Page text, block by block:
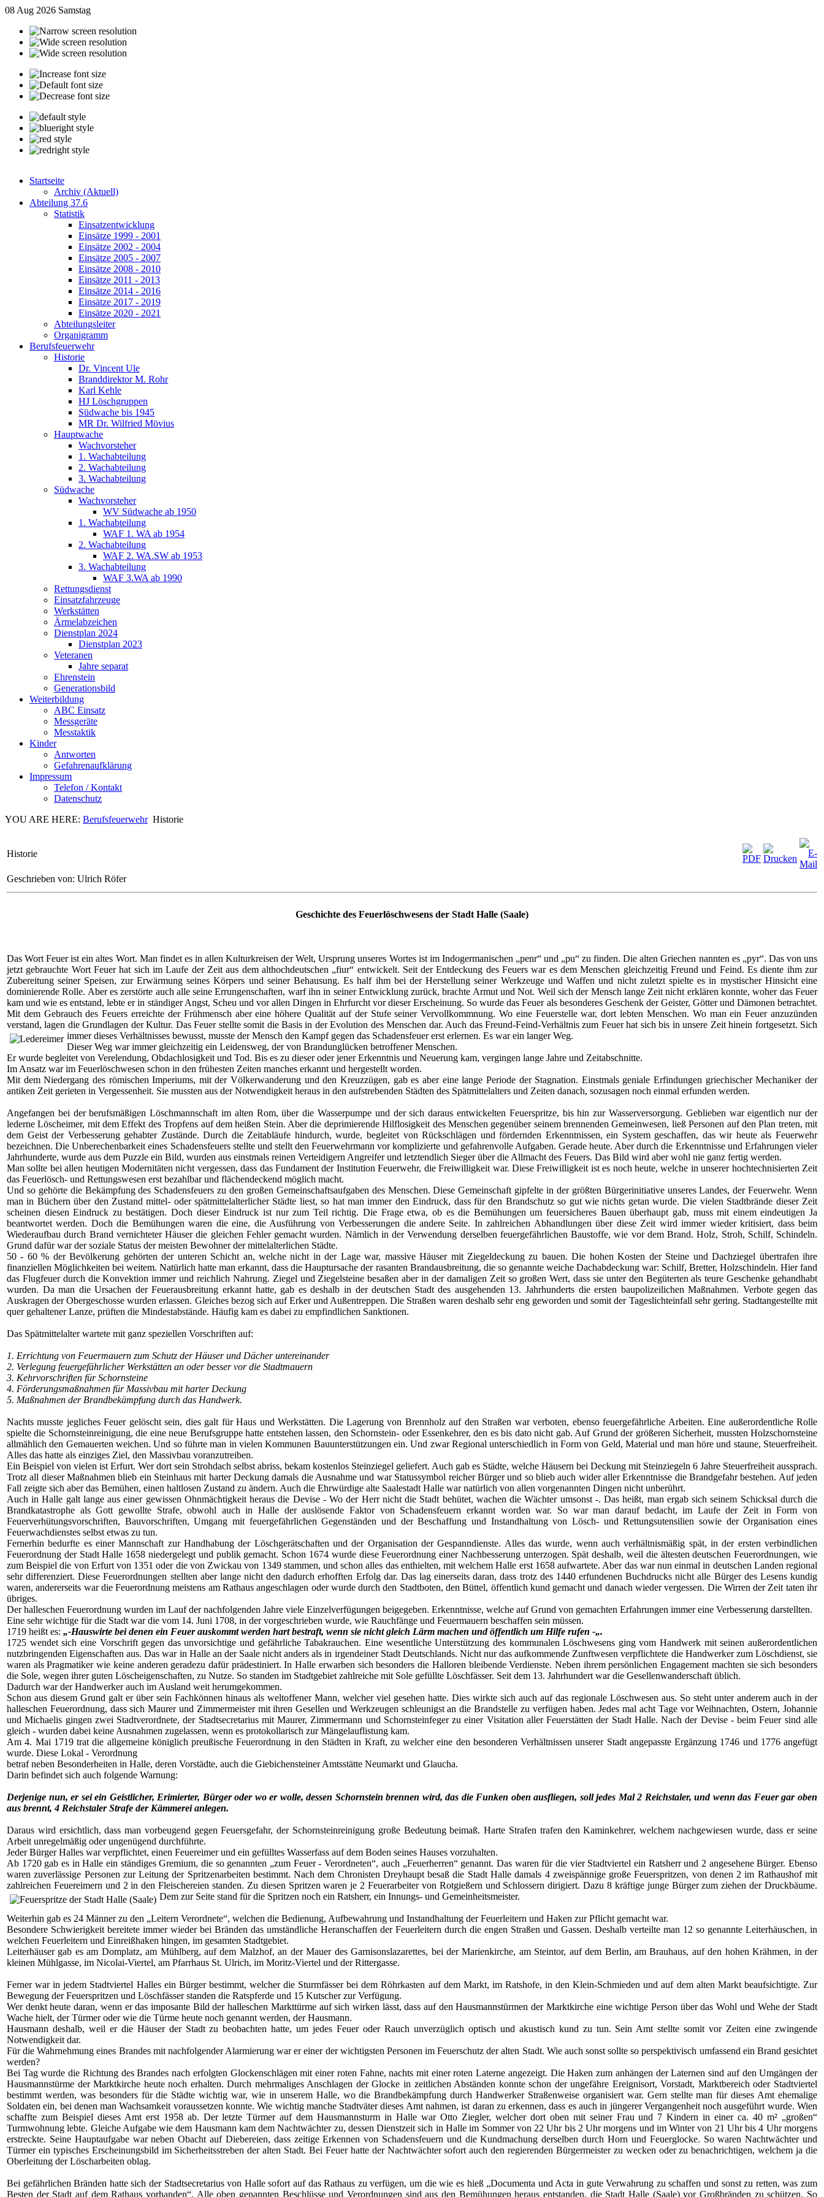
08 Aug 2026 Samstag
Startseite
Archiv (Aktuell)
Abteilung 37.6
Statistik
Einsatzentwicklung
Einsätze 1999 - 2001
Einsätze 2002 - 2004
Einsätze 2005 - 2007
Einsätze 2008 - 2010
Einsätze 2011 - 2013
Einsätze 2014 - 2016
Einsätze 2017 - 2019
Einsätze 2020 - 2021
Abteilungsleiter
Organigramm
Berufsfeuerwehr
Historie
Dr. Vincent Ule
Branddirektor M. Rohr
Karl Kehle
HJ Löschgruppen
Südwache bis 1945
MR Dr. Wilfried Mövius
Hauptwache
Wachvorsteher
1. Wachabteilung
2. Wachabteilung
3. Wachabteilung
Südwache
Wachvorsteher
WV Südwache ab 1950
1. Wachabteilung
WAF 1. WA ab 1954
2. Wachabteilung
WAF 2. WA.SW ab 1953
3. Wachabteilung
WAF 3.WA ab 1990
Rettungsdienst
Einsatzfahrzeuge
Werkstätten
Ärmelabzeichen
Dienstplan 2024
Dienstplan 2023
Veteranen
Jahre separat
Ehrenstein
Generationsbild
Weiterbildung
ABC Einsatz
Messgeräte
Messtaktik
Kinder
Antworten
Gefahrenaufklärung
Impressum
Telefon / Kontakt
Datenschutz
YOU ARE HERE: Berufsfeuerwehr Historie
Historie
Geschrieben von: Ulrich Röfer
Geschichte des Feuerlöschwesens der Stadt Halle (Saale)
Das Wort Feuer ist ein altes Wort. Man findet es in allen Kulturkreisen der Welt, Ursprung unseres Wortes ist im Indogermanischen „penr“ und „pu“ zu finden. Die alten Griechen nannten es „pyr“. Das von uns
jetzt gebrauchte Wort Feuer hat sich im Laufe der Zeit aus dem althochdeutschen „fiur“ entwickelt. Seit der Entdeckung des Feuers war es dem Menschen gleichzeitig Freund und Feind. Es diente ihm zur
Zubereitung seiner Speisen, zur Erwärmung seines Körpers und seiner Behausung. Es half ihm bei der Herstellung seiner Werkzeuge und Waffen und nicht zuletzt spielte es in mystischer Hinsicht eine
dominierende Rolle. Aber es zerstörte auch alle seine Errungenschaften, warf ihn in seiner Entwicklung zurück, brachte Armut und Not. Weil sich der Mensch lange Zeit nicht erklären konnte, woher das Feuer
kam und wie es entstand, lebte er in ständiger Angst, Scheu und vor allen Dingen in Ehrfurcht vor dieser Erscheinung. So wurde das Feuer als besonderes Geschenk der Geister, Götter und Dämonen betrachtet.
Mit dem Gebrauch des Feuers erreichte der Frühmensch aber eine höhere Qualität auf der Stufe seiner Vervollkommnung. Wo eine Feuerstelle war, dort lebten Menschen. Wo man ein Feuer anzuzünden
verstand, lagen die Grundlagen der Kultur. Das Feuer stellte somit die Basis in der Evolution des Menschen dar. Auch das Freund-Feind-Verhältnis zum Feuer hat sich bis in unsere Zeit hinein fortgesetzt. Sich
immer dieses Verhältnisses bewusst, musste der Mensch den Kampf gegen das Schadensfeuer erst erlernen. Es war ein langer Weg.
Dieser Weg war immer gleichzeitig ein Leidensweg, der von Brandunglücken betroffener Menschen.
Er wurde begleitet von Verelendung, Obdachlosigkeit und Tod. Bis es zu dieser oder jener Erkenntnis und Neuerung kam, vergingen lange Jahre und Zeitabschnitte.
Im Ansatz war im Feuerlöschwesen schon in den frühesten Zeiten manches erkannt und hergestellt worden.
Mit dem Niedergang des römischen Imperiums, mit der Völkerwanderung und den Kreuzzügen, gab es aber eine lange Periode der Stagnation. Einstmals geniale Erfindungen griechischer Mechaniker der
antiken Zeit gerieten in Vergessenheit. Sie mussten aus der Notwendigkeit heraus in den aufstrebenden Städten des Spätmittelalters und Zeiten danach, sozusagen noch einmal erfunden werden.
Angefangen bei der berufsmäßigen Löschmannschaft im alten Rom, über die Wasserpumpe und der sich daraus entwickelten Feuerspritze, bis hin zur Wasserversorgung. Geblieben war eigentlich nur der
lederne Löscheimer, mit dem Effekt des Tropfens auf dem heißen Stein. Aber die deprimierende Hilflosigkeit des Menschen gegenüber seinem brennenden Gemeinwesen, ließ Personen auf den Plan treten, mit
dem Geist der Verbesserung gehabter Zustände. Durch die Zeitabläufe hindurch, wurde, begleitet von Rückschlägen und fördernden Erkenntnissen, ein System geschaffen, das wir heute als Feuerwehr
bezeichnen. Die Unberechenbarkeit eines Schadensfeuers stellte und stellt den Feuerwehrmann vor komplizierte und gefahrenvolle Aufgaben. Gerade heute. Aber durch die Erkenntnisse und Erfahrungen vieler
Jahrhunderte, wurde aus dem Puzzle ein Bild, wurden aus einstmals reinen Verteidigern Angreifer und letztendlich Sieger über die Allmacht des Feuers. Das Bild wird aber wohl nie ganz fertig werden.
Man sollte bei allen heutigen Modernitäten nicht vergessen, dass das Fundament der Institution Feuerwehr, die Freiwilligkeit war. Diese Freiwilligkeit ist es noch heute, welche in unserer hochtechnisierten Zeit
das Feuerlösch- und Rettungswesen erst bezahlbar und flächendeckend möglich macht.
Und so gehörte die Bekämpfung des Schadensfeuers zu den großen Gemeinschaftsaufgaben des Menschen. Diese Gemeinschaft gipfelte in der größten Bürgerinitiative unseres Landes, der Feuerwehr. Wenn
man in Büchern über den Zustand mittel- oder spätmittelalterlicher Städte liest, so hat man immer den Eindruck, dass für den Brandschutz so gut wie nichts getan wurde. Die vielen Stadtbrände dieser Zeit
scheinen diesen Eindruck zu bestätigen. Doch dieser Eindruck ist nur zum Teil richtig. Die Frage etwa, ob es die Bemühungen um feuersicheres Bauen überhaupt gab, muss mit einem eindeutigen Ja
beantwortet werden. Doch die Bemühungen waren die eine, die Ausführung von Verbesserungen die andere Seite. In zahlreichen Abhandlungen über diese Zeit wird immer wieder kritisiert, dass beim
Wiederaufbau durch Brand vernichteter Häuser die gleichen Fehler gemacht wurden. Nämlich in der Verwendung derselben feuergefährlichen Baustoffe, wie vor dem Brand. Holz, Stroh, Schilf, Schindeln.
Grund dafür war der soziale Status der meisten Bewohner der mittelalterlichen Städte.
50 - 60 % der Bevölkerung gehörten der unteren Schicht an, welche nicht in der Lage war, massive Häuser mit Ziegeldeckung zu bauen. Die hohen Kosten der Steine und Dachziegel übertrafen ihre
finanziellen Möglichkeiten bei weitem. Natürlich hatte man erkannt, dass die Hauptursache der rasanten Brandausbreitung, die so genannte weiche Dachabdeckung war: Schilf, Bretter, Holzschindeln. Hier fand
das Flugfeuer durch die Konvektion immer und reichlich Nahrung. Ziegel und Ziegelsteine besaßen aber in der damaligen Zeit so großen Wert, dass sie unter den Begüterten als teure Geschenke gehandhabt
wurden. Da man die Ursachen der Feuerausbreitung erkannt hatte, gab es deshalb in der deutschen Stadt des ausgehenden 13. Jahrhunderts die ersten baupolizeilichen Maßnahmen. Verbote gegen das
Auskragen der Obergeschosse wurden erlassen. Gleiches bezog sich auf Erker und Außentreppen. Die Straßen waren deshalb sehr eng geworden und somit der Tageslichteinfall sehr gering. Stadtangestellte mit
quer gehaltener Lanze, prüften die Mindestabstände. Häufig kam es dabei zu empfindlichen Sanktionen.
Das Spätmittelalter wartete mit ganz speziellen Vorschriften auf:
1. Errichtung von Feuermauern zum Schutz der Häuser und Dächer untereinander
2. Verlegung feuergefährlicher Werkstätten an oder besser vor die Stadtmauern
3. Kehrvorschriften für Schornsteine
4. Förderungsmaßnahmen für Massivbau mit harter Deckung
5. Maßnahmen der Brandbekämpfung durch das Handwerk.
Nachts musste jegliches Feuer gelöscht sein, dies galt für Haus und Werkstätten. Die Lagerung von Brennholz auf den Straßen war verboten, ebenso feuergefährliche Arbeiten. Eine außerordentliche Rolle
spielte die Schornsteinreinigung, die eine neue Berufsgruppe hatte entstehen lassen, den Schornstein- oder Essenkehrer, den es bis dato nicht gab. Auf Grund der größeren Sicherheit, mussten Holzschornsteine
allmählich den Gemauerten weichen. Und so führte man in vielen Kommunen Bauunterstützungen ein. Und zwar Regional unterschiedlich in Form von Geld, Material und man höre und staune, Steuerfreiheit.
Alles das hatte als einziges Ziel, den Massivbau voranzutreiben.
Ein Beispiel von vielen ist Erfurt. Wer dort sein Strohdach selbst abriss, bekam kostenlos Steinziegel geliefert. Auch gab es Städte, welche Häusern bei Deckung mit Steinziegeln 6 Jahre Steuerfreiheit aussprach.
Trotz all dieser Maßnahmen blieb ein Steinhaus mit harter Deckung damals die Ausnahme und war Statussymbol reicher Bürger und so blieb auch wider aller Erkenntnisse die Brandgefahr bestehen. Auf jeden
Fall zeigte sich aber das Bemühen, einen haltlosen Zustand zu ändern. Auch die Ehrwürdige alte Saalestadt Halle war natürlich von allen vorgenannten Dingen nicht unberührt.
Auch in Halle galt lange aus einer gewissen Ohnmächtigkeit heraus die Devise - Wo der Herr nicht die Stadt behütet, wachen die Wächter umsonst -. Das heißt, man ergab sich seinem Schicksal durch die
Brandkatastrophe als Gott gewollte Strafe, obwohl auch in Halle der auslösende Faktor von Schadensfeuern erkannt worden war. So war man darauf bedacht, im Laufe der Zeit in Form von
Feuerverhütungsvorschriften, Bauvorschriften, Umgang mit feuergefährlichen Gegenständen und der Beschaffung und Instandhaltung von Lösch- und Rettungsutensilien sowie der Organisation eines
Feuerwachdienstes selbst etwas zu tun.
Fernerhin bedurfte es einer Mannschaft zur Handhabung der Löschgerätschaften und der Organisation der Gespanndienste. Alles das wurde, wenn auch verhältnismäßig spät, in der ersten verbindlichen
Feuerordnung der Stadt Halle 1658 niedergelegt und publik gemacht. Schon 1674 wurde diese Feuerordnung einer Nachbesserung unterzogen. Spät deshalb, weil die ältesten deutschen Feuerordnungen, wie
zum Beispiel die von Erfurt von 1351 oder die von Zwickau von 1349 stammen, und schon alles das enthielten, mit welchem Halle erst 1658 aufwartete. Aber das war nun einmal in deutschen Landen regional
sehr differenziert. Diese Feuerordnungen stellten aber lange nicht den dadurch erhofften Erfolg dar. Das lag einerseits daran, dass trotz des 1440 erfundenen Buchdrucks nicht alle Bürger des Lesens kundig
waren, andererseits war die Feuerordnung meistens am Rathaus angeschlagen oder wurde durch den Stadtboten, den Büttel, öffentlich kund gemacht und danach wieder vergessen. Die Wirren der Zeit taten ihr
übriges.
Der halleschen Feuerordnung wurden im Lauf der nachfolgenden Jahre viele Einzelverfügungen beigegeben. Erkenntnisse, welche auf Grund von gemachten Erfahrungen immer eine Verbesserung darstellten.
Eine sehr wichtige für die Stadt war die vom 14. Juni 1708, in der vorgeschrieben wurde, wie Rauchfänge und Feuermauern beschaffen sein müssen.
1719 heißt es: „-Hauswirte bei denen ein Feuer auskommt werden hart bestraft, wenn sie nicht gleich Lärm machen und öffentlich um Hilfe rufen -„.
1725 wendet sich eine Vorschrift gegen das unvorsichtige und gefährliche Tabakrauchen. Eine wesentliche Unterstützung des kommunalen Löschwesens ging vom Handwerk mit seinen außerordentlichen
nutzbringenden Eigenschaften aus. Das war in Halle an der Saale nicht anders als in irgendeiner Stadt Deutschlands. Nicht nur das aufkommende Zunftwesen verpflichtete die Handwerker zum Löschdienst, sie
waren als Pragmatiker wie keine anderen geradezu dafür prädestiniert. In Halle erwarben sich besonders die Halloren bleibende Verdienste. Neben ihrem persönlichen Engagement machten sie sich besonders
die Sole, wegen ihrer guten Löscheigenschaften, zu Nutze. So standen im Stadtgebiet zahlreiche mit Sole gefüllte Löschfässer. Seit dem 13. Jahrhundert war die Gesellenwanderschaft üblich.
Dadurch war der Handwerker auch im Ausland weit herumgekommen.
Schon aus diesem Grund galt er über sein Fachkönnen hinaus als weltoffener Mann, welcher viel gesehen hatte. Dies wirkte sich auch auf das regionale Löschwesen aus. So steht unter anderem auch in der
halleschen Feuerordnung, dass sich Maurer und Zimmermeister mit ihren Gesellen und Werkzeugen schleunigst an die Brandstelle zu verfügen haben. Jedes mal acht Tage vor Weihnachten, Ostern, Johannie
und Michaelis gingen zwei Stadtverordnete, der Stadtsecretarius mit Maurer, Zimmermann und Schornsteinfeger zu einer Visitation aller Feuerstätten der Stadt Halle. Nach der Devise - beim Feuer sind alle
gleich - wurden dabei keine Ausnahmen zugelassen, wenn es protokollarisch zur Mängelauflistung kam.
Am 4. Mai 1719 trat die allgemeine königlich preußische Feuerordnung in den Städten in Kraft, zu welcher eine den besonderen Verhältnissen unserer Stadt angepasste Ergänzung 1746 und 1776 angefügt
wurde. Diese Lokal - Verordnung
betraf neben Besonderheiten in Halle, deren Vorstädte, auch die Giebichensteiner Amtsstätte Neumarkt und Glaucha.
Darin befindet sich auch folgende Warnung:
Derjenige nun, er sei ein Geistlicher, Erimierter, Bürger oder wo er wolle, dessen Schornstein brennen wird, das die Funken oben ausfliegen, soll jedes Mal 2 Reichstaler, und wenn das Feuer gar oben
aus brennt, 4 Reichstaler Strafe der Kämmerei anlegen.
Daraus wird ersichtlich, dass man vorbeugend gegen Feuersgefahr, der Schornsteinreinigung große Bedeutung beimaß. Harte Strafen trafen den Kaminkehrer, welchem nachgewiesen wurde, dass er seine
Arbeit unregelmäßig oder ungenügend durchführte.
Jeder Bürger Halles war verpflichtet, einen Feuereimer und ein gefülltes Wasserfass auf dem Boden seines Hauses vorzuhalten.
Ab 1720 gab es in Halle ein ständiges Gremium, die so genannten „zum Feuer - Verordneten“, auch „Feuerherren“ genannt. Das waren für die vier Stadtviertel ein Ratsherr und 2 angesehene Bürger. Ebenso
waren zuverlässige Personen zur Leitung der Spritzenarbeiten bestimmt. Nach dem Chronisten Dreyhaupt besaß die Stadt Halle damals 4 zweispännige große Feuerspritzen, von denen 2 im Rathaushof mit
zahlreichen Feuereimern und 2 in den Fleischereien standen. Zu diesen Spritzen waren je 2 Feuerarbeiter von Rotgießern und Schlossern dirigiert. Dazu 8 kräftige junge Bürger zumziehen der Druckbäume.
Dem zur Seite stand für die Spritzen noch ein Ratsherr, ein Innungs- und Gemeinheitsmeister.
Weiterhin gab es 24 Männer zu den „Leitern Verordnete“, welchen die Bedienung, Aufbewahrung und Instandhaltung der Feuerleitern und Haken zur Pflicht gemacht war.
Besondere Schwierigkeit bereitete immer wieder bei Bränden das umständliche Heranschaffen der Feuerleitern durch die engen Straßen und Gassen. Deshalb verteilte man 12 so genannte Leiterhäuschen, in
welchen Feuerleitern und Einreißhaken hingen, im gesamten Stadtgebiet.
Leiterhäuser gab es am Domplatz, am Mühlberg, auf dem Malzhof, an der Mauer des Garnisonslazarettes, bei der Marienkirche, am Steintor, auf dem Berlin, am Brauhaus, auf den hohen Krähmen, in der
kleinen Mühlgasse, im Nicolai-Viertel, am Pfarrhaus St. Ulrich, im Moritz-Viertel und der Rittergasse.
Ferner war in jedem Stadtviertel Halles ein Bürger bestimmt, welcher die Sturmfässer bei dem Röhrkasten auf dem Markt, im Ratshofe, in den Klein-Schmieden und auf dem alten Markt beaufsichtigte. Zur
Bewegung der Feuerspritzen und Löschfässer standen die Ratspferde und 15 Kutscher zur Verfügung.
Wer denkt heute daran, wenn er das imposante Bild der halleschen Markttürme auf sich wirken lässt, dass auf den Hausmannstürmen der Marktkirche eine wichtige Person über das Wohl und Wehe der Stadt
Wache hielt, der Türmer oder wie die Türme heute noch genannt werden, der Hausmann.
Hausmann deshalb, weil er die Häuser der Stadt zu beobachten hatte, um jedes Feuer oder Rauch unverzüglich optisch und akustisch kund zu tun. Sein Amt stellte somit vor Zeiten eine zwingende
Notwendigkeit dar.
Für die Wahrnehmung eines Brandes mit nachfolgender Alarmierung war er einer der wichtigsten Personen im Feuerschutz der alten Stadt. Wie auch sonst sollte so perspektivisch umfassend ein Brand gesichtet
werden?
Bei Tag wurde die Richtung des Brandes nach erfolgten Glockenschlägen mit einer roten Fahne, nachts mit einer roten Laterne angezeigt. Die Haken zum anhängen der Laternen sind auf den Umgängen der
Hausmannstürme der Marktkirche heute noch erhalten. Durch mehrmaliges Anschlagen der Glocke in zeitlichen Abständen konnte schon der ungefähre Ereignisort, Vorstadt, Marktbereich oder Stadtviertel
bestimmt werden, was besonders für die Städte wichtig war, wie in unserem Halle, wo die Brandbekämpfung durch Handwerker Straßenweise organisiert war. Gern stellte man für dieses Amt ehemalige
Soldaten ein, bei denen man Wachsamkeit voraussetzen konnte. Wie wichtig manche Stadtväter dieses Amt nahmen, ist daran zu erkennen, dass es auch in jüngerer Vergangenheit noch ausgeführt wurde. Wien
schaffte zum Beispiel dieses Amt erst 1958 ab. Der letzte Türmer auf dem Hausmannsturm in Halle war Otto Ziegler, welcher dort oben mit seiner Frau und 7 Kindern in einer ca. 40 m² „großen“
Turmwohnung lebte. Gleiche Aufgabe wie dem Hausmann kam dem Nachtwächter zu, dessen Dienstzeit sich in Halle im Sommer von 22 Uhr bis 2 Uhr morgens und im Winter von 21 Uhr bis 4 Uhr morgens
erstreckte. Seine Hauptaufgabe war neben Obacht auf Diebereien, dass zeitige Erkennen von Schadensfeuern und die Kundmachung derselben durch Horn und Feuerglocke. So waren Nachtwächter und
Türmer ein typisches Erscheinungsbild im Sicherheitsstreben der alten Stadt. Bei Feuer hatte der Nachtwächter sofort auch den regierenden Bürgermeister zu wecken oder zu benachrichtigen, welchem ja die
Oberleitung der Löscharbeiten oblag.
Bei gefährlichen Bränden hatte sich der Stadtsecretarius von Halle sofort auf das Rathaus zu verfügen, um die wie es hieß „Documenta und Acta in gute Verwahrung zu schaffen und sonst zu retten, was zum
Besten der Stadt auf dem Rathaus vorhanden“. Alle oben genannten Beschlüsse und Verordnungen sind aus den Bemühungen heraus entstanden, die Stadt Halle (Saale) vor Großbränden zu schützen. So